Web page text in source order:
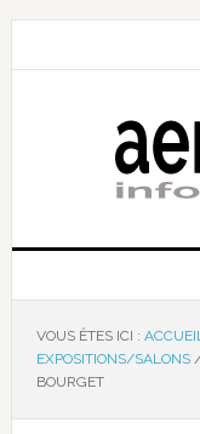
VOUS ÊTES ICI :
EXPOSITIONS/SALONS
BOURGET